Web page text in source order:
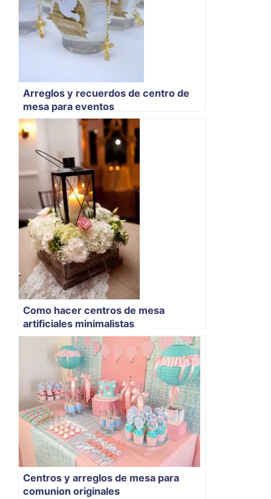
Arreglos y recuerdos de centro de
mesa para eventos
Como hacer centros de mesa
artificiales minimalistas
Centros y arreglos de mesa para
comunion originales